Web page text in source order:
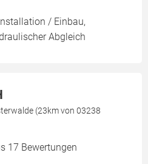
/ Einbau,
Abgleich
(23km von 03238
17 Bewertungen